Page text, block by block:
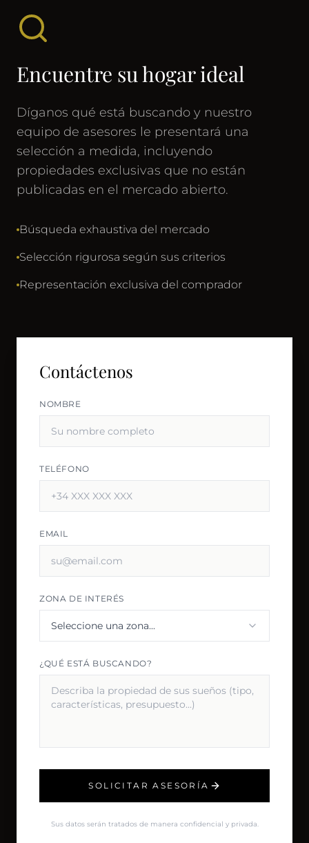
Encuentre su hogar ideal
Díganos qué está buscando y nuestro
equipo de asesores le presentará una
selección a medida, incluyendo
propiedades exclusivas que no están
publicadas en el mercado abierto.
Búsqueda exhaustiva del mercado
Selección rigurosa según sus criterios
Representación exclusiva del comprador
Contáctenos
NOMBRE
TELÉFONO
EMAIL
ZONA DE INTERÉS
Seleccione una zona...
¿QUÉ ESTÁ BUSCANDO?
SOLICITAR ASESORÍA
Sus datos serán tratados de manera confidencial y privada.